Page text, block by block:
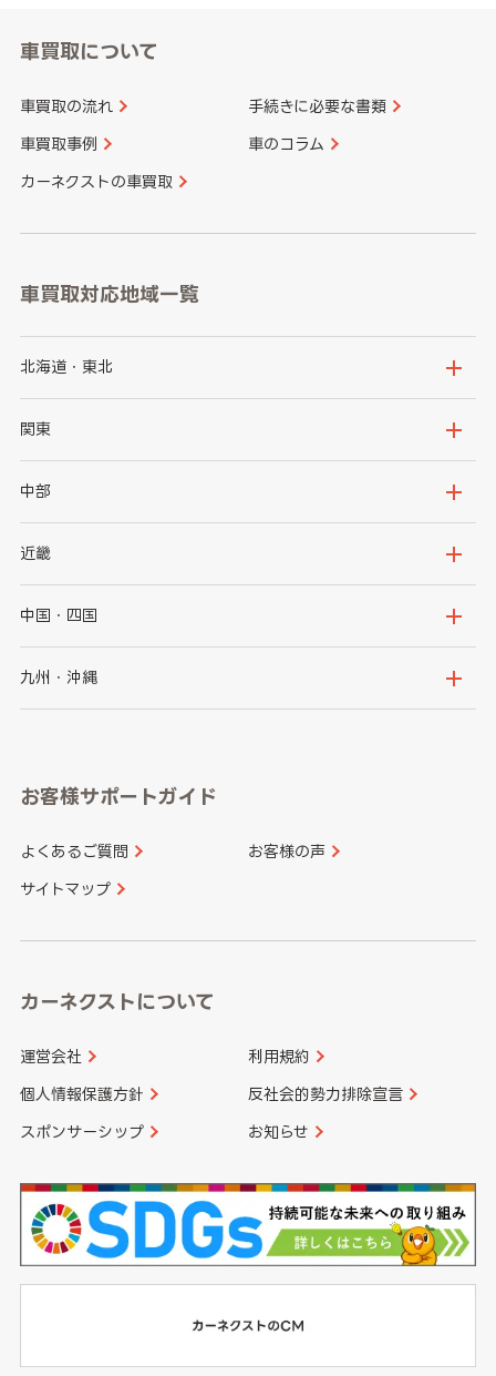
車買取について
車買取の流れ 手続きに必要な書類
車買取事例 車のコラム
カーネクストの車買取
車買取対応地域一覧
北海道・東北
北海道
岩手県
秋田県
関東
茨城県
群馬県
千葉県
神奈川県
中部
新潟県
石川県
山梨県
愛知県
近畿
大阪府
京都府
和歌山県
中国・四国
鳥取県
山口県
香川県 愛媛県
九州・沖縄
長崎県
大分県 宮崎県
お客様サポートガイド
よくあるご質問 お客様の声
サイトマップ
カーネクストについて
運営会社 利用規約
個人情報保護方針 反社会的勢力排除宣言
スポンサーシップ お知らせ